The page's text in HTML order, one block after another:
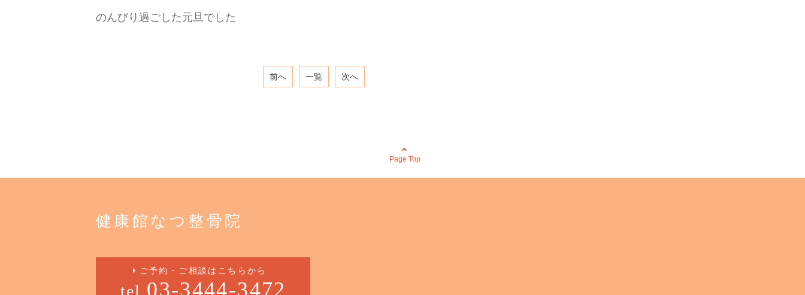
のんびり過ごした元旦でした
前へ 一覧 次へ
Page Top
健康館なつ整骨院
ご予約・ご相談はこちらから
tel. 03-3444-3472